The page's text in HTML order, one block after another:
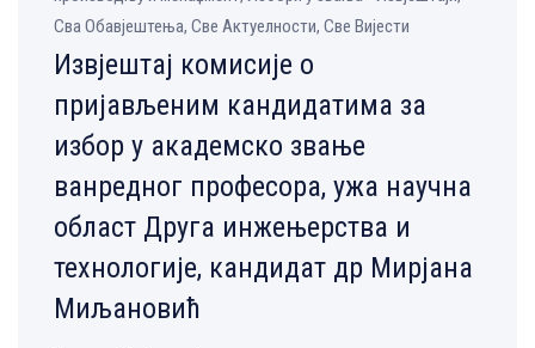
Сва Обавјештења, Све Aктуелности, Све Вијести
Извјештај комисије о
пријављеним кандидатима за
избор у академско звање
ванредног професора, ужа научна
област Друга инжењерства и
технологије, кандидат др Мирјана
Миљановић